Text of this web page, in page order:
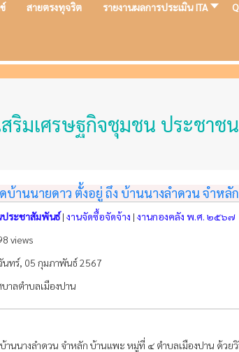
สายตรงทุจริต รายงานผลการประเมิน ITA
ษฐกิจชุมชน ประชาชนมั่นคง
บ้านนายดาว ตั้งอยู่ ถึง บ้านนางลำดวน จำห
ประชาสัมพันธ์|งานจัดซื้อจัดจ้าง |งานกองคลัง พ.ศ. ๒๕๖๗
views
นทร์, 05 กุมภาพันธ์ 2567
บาลตำบลเมืองปาน
านนางลำดวน จำหลัก บ้านแพะ หมู่ที่ ๔ ตำบลเมืองปาน ด้ว